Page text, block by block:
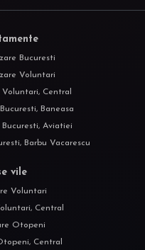
Bucuresti
Voluntari
Central
Baneasa
Aviatiei
Barbu Vacarescu
vile
Voluntari
Central
Otopeni
Central